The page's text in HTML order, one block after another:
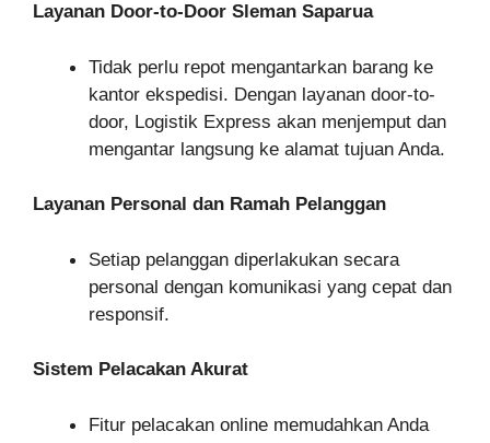
Layanan Door-to-Door Sleman Saparua
Tidak perlu repot mengantarkan barang ke
kantor ekspedisi. Dengan layanan door-to-
door, Logistik Express akan menjemput dan
mengantar langsung ke alamat tujuan Anda.
Layanan Personal dan Ramah Pelanggan
Setiap pelanggan diperlakukan secara
personal dengan komunikasi yang cepat dan
responsif.
Sistem Pelacakan Akurat
Fitur pelacakan online memudahkan Anda